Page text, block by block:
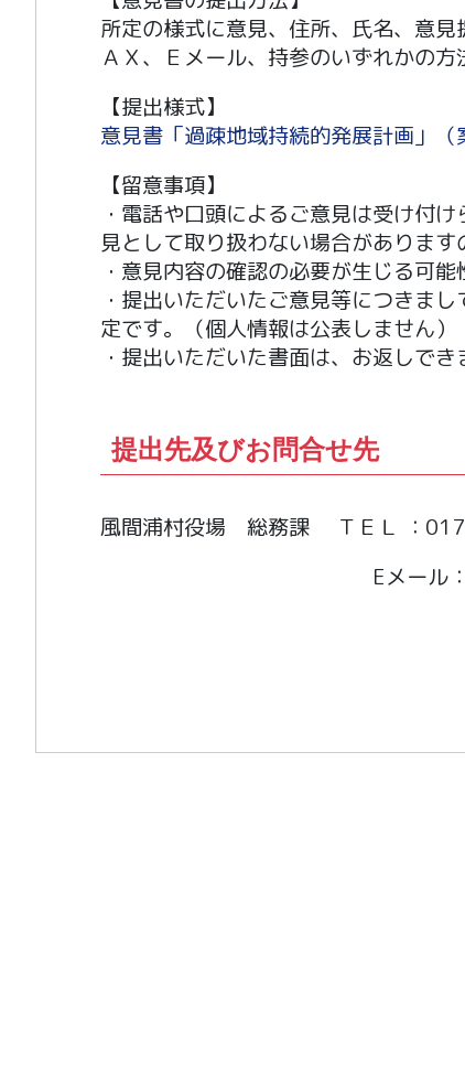
所定の様式に意見、住所、氏名、意
ＡＸ、Ｅメール、持参のいずれかの方
【提出様式】
意見書「過疎地域持続的発展計画」（
【留意事項】
・電話や口頭によるご意見は受け付
見として取り扱わない場合があります
・意見内容の確認の必要が生じる可
・提出いただいたご意見等につきま
定です。（個人情報は公表しません）
・提出いただいた書面は、お返しでき
提出先及びお問合せ先
風間浦村役場 総務課 ＴＥＬ ：
Eメール：info＠